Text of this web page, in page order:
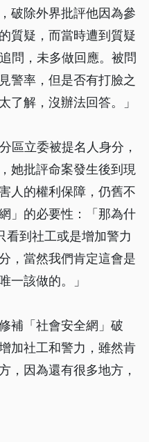
破除外界批評他因為參
質疑，而當時遭到質疑
問，未多做回應。被問
警率，但是否有打臉之
了解，沒辦法回答。」
區立委被提名人身分，
她批評命案發生後到現
人的權利保障，仍舊不
」的必要性：「那為什
看到社工或是增加警力
，當然我們肯定這會是
一該做的。」
補「社會安全網」破
加社工和警力，雖然肯
，因為還有很多地方，